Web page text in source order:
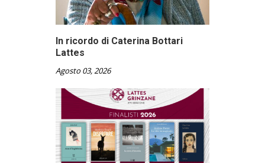
In ricordo di Caterina Bottari
Lattes
Agosto 03, 2026